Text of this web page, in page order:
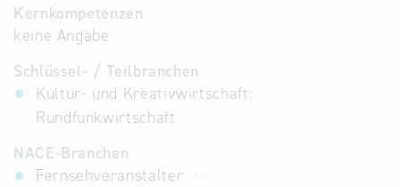
Kernkompetenzen
keine Angabe
Schlüssel- / Teilbranchen
Kultur- und Kreativwirtschaft:
Rundfunkwirtschaft
NACE-Branchen
Fernsehveranstalter